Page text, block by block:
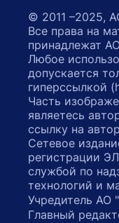
© 2011 –2025,
Все права на
принадлежат
Любое
допускается
гиперссылкой
Часть
являетесь
ссылку на
Сетевое
регистрации
службой по
технологий и
Учредитель АО
Главный